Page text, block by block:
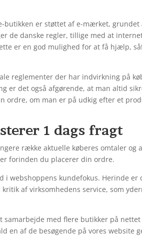
butikken er støttet af e-mærket, grundet
de danske regler, tillige med at
er en god mulighed for at få hjælp,
reglementer der har indvirkning på
er det også afgørende, at man altid
ordre, om man er på udkig efter et
1 dags fragt
række aktuelle køberes omtaler og
forinden du placerer din ordre.
i webshoppens kundefokus. Herinde er
af virksomhedens service, som
med flere butikker på
en af de besøgende på vores website